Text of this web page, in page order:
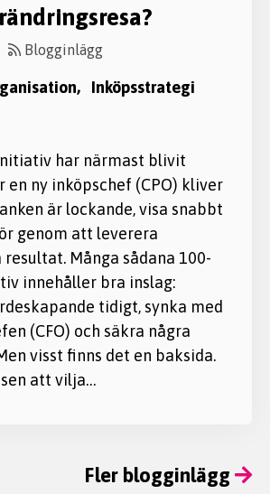
Blogginlägg
inköpsstrategi
har närmast blivit
en ny inköpschef (CPO) kliver
är lockande, visa snabbt
genom att leverera
Många sådana 100-
innehåller bra inslag:
tidigt, synka med
(CFO) och säkra några
visst finns det en baksida.
att vilja…
Fler blogginlägg